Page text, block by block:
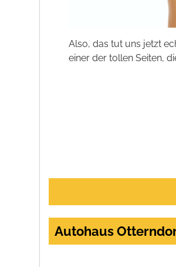
Also, das tut uns jetzt
einer der tollen Seiten,
Autohaus